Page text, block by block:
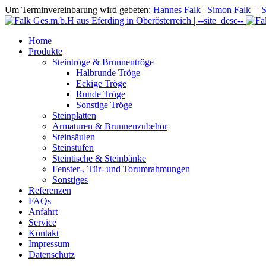
Um Terminvereinbarung wird gebeten: Hannes Falk | Simon Falk | |
Home
Produkte
Steintröge & Brunnentröge
Halbrunde Tröge
Eckige Tröge
Runde Tröge
Sonstige Tröge
Steinplatten
Armaturen & Brunnenzubehör
Steinsäulen
Steinstufen
Steintische & Steinbänke
Fenster-, Tür- und Torumrahmungen
Sonstiges
Referenzen
FAQs
Anfahrt
Service
Kontakt
Impressum
Datenschutz